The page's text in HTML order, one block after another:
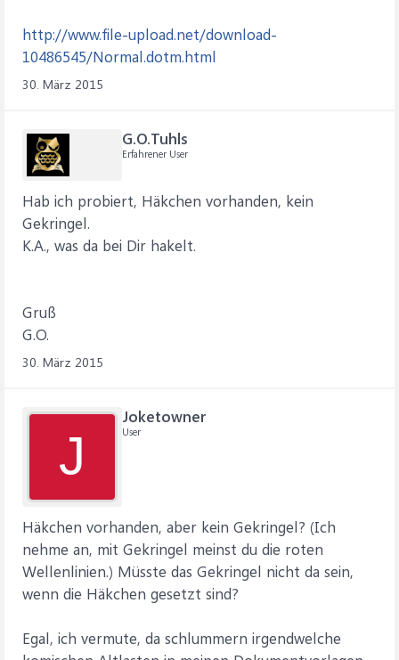
http://www.file-upload.net/download-
10486545/Normal.dotm.html
30. März 2015
G.O.Tuhls
Erfahrener User
Hab ich probiert, Häkchen vorhanden, kein
Gekringel.
K.A., was da bei Dir hakelt.
Gruß
G.O.
30. März 2015
J
Joketowner
User
Häkchen vorhanden, aber kein Gekringel? (Ich
nehme an, mit Gekringel meinst du die roten
Wellenlinien.) Müsste das Gekringel nicht da sein,
wenn die Häkchen gesetzt sind?
Egal, ich vermute, da schlummern irgendwelche